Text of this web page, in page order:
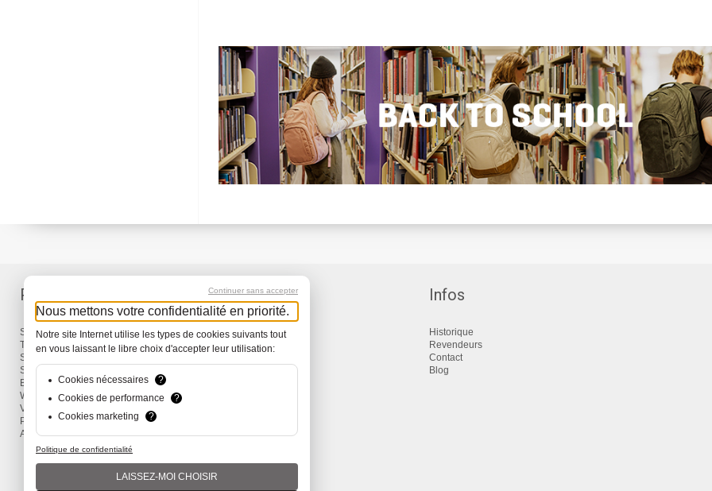
Produits
Sacs à dos et Sacs
Travel
Snow
Surf
Bike
Wind
Vêtements et Accessoires
Promotions
Actions
Services
Livraison
Garantie
Infos
Historique
Revendeurs
Contact
Blog
Continuer sans accepter
Nous mettons votre confidentialité en priorité.
Notre site Internet utilise les types de cookies suivants tout
en vous laissant le libre choix d'accepter leur utilisation:
Cookies nécessaires
?
Cookies de performance
?
Cookies marketing
?
Politique de confidentialité
LAISSEZ-MOI CHOISIR